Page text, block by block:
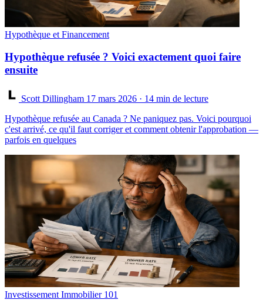
Hypothèque et Financement
Hypothèque refusée ? Voici exactement quoi faire
ensuite
Scott Dillingham 17 mars 2026 · 14 min de lecture
Hypothèque refusée au Canada ? Ne paniquez pas. Voici pourquoi
c'est arrivé, ce qu'il faut corriger et comment obtenir l'approbation —
parfois en quelques
Investissement Immobilier 101